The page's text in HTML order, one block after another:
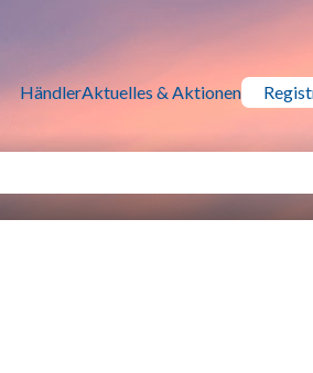
HändlerAktuelles & Aktionen